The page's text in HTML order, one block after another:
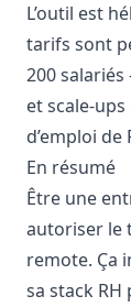
L’outil est
tarifs sont
200
et scale-
d’emploi de
En résumé
Être une
autoriser le
remote. Ça
sa stack